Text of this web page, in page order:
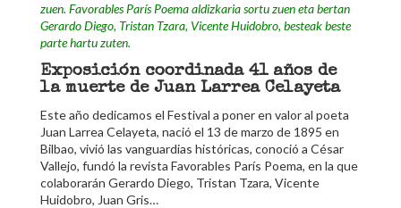
zuen. Favorables París Poema aldizkaria sortu zuen eta bertan
Gerardo Diego, Tristan Tzara, Vicente Huidobro, besteak beste
parte hartu zuten.
Exposición coordinada 41 años de
la muerte de Juan Larrea Celayeta
Este año dedicamos el Festival a poner en valor al poeta
Juan Larrea Celayeta, nació el 13 de marzo de 1895 en
Bilbao, vivió las vanguardias históricas, conoció a César
Vallejo, fundó la revista Favorables París Poema, en la que
colaborarán Gerardo Diego, Tristan Tzara, Vicente
Huidobro, Juan Gris…